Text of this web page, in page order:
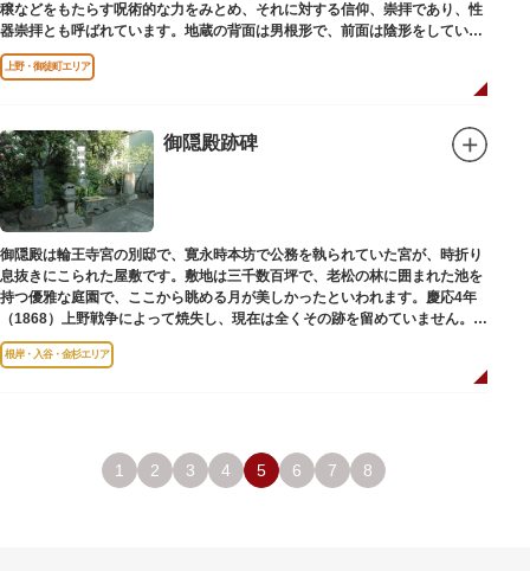
穣などをもたらす呪術的な力をみとめ、それに対する信仰、崇拝であり、性
器崇拝とも呼ばれています。地蔵の背面は男根形で、前面は陰形をしていま
す。
上野・御徒町エリア
御隠殿跡碑
御隠殿は輪王寺宮の別邸で、寛永時本坊で公務を執られていた宮が、時折り
息抜きにこられた屋敷です。敷地は三千数百坪で、老松の林に囲まれた池を
持つ優雅な庭園で、ここから眺める月が美しかったといわれます。慶応4年
（1868）上野戦争によって焼失し、現在は全くその跡を留めていません。根
岸薬師堂（ねぎしやくしどう）にあります。
根岸・入谷・金杉エリア
1 2 3 4 5 6 7 8